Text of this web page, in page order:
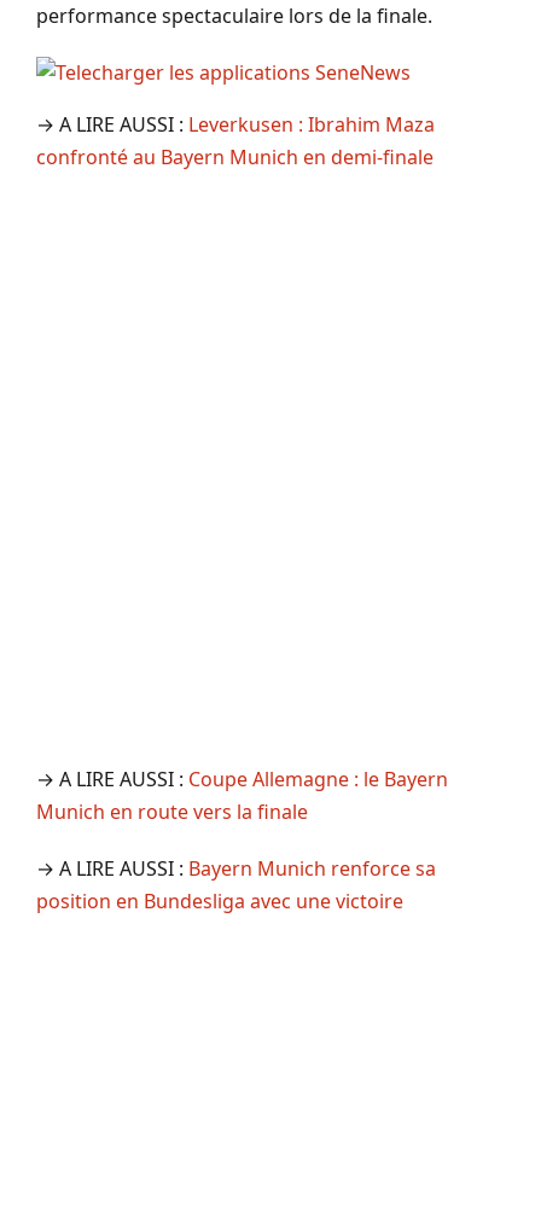
performance spectaculaire lors de la finale.
→ A LIRE AUSSI : Leverkusen : Ibrahim Maza
confronté au Bayern Munich en demi-finale
→ A LIRE AUSSI : Coupe Allemagne : le Bayern
Munich en route vers la finale
→ A LIRE AUSSI : Bayern Munich renforce sa
position en Bundesliga avec une victoire